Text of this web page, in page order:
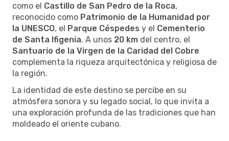
como el Castillo de San Pedro de la Roca,
reconocido como Patrimonio de la Humanidad por
la UNESCO, el Parque Céspedes y el Cementerio
de Santa Ifigenia. A unos 20 km del centro, el
Santuario de la Virgen de la Caridad del Cobre
complementa la riqueza arquitectónica y religiosa de
la región.
La identidad de este destino se percibe en su
atmósfera sonora y su legado social, lo que invita a
una exploración profunda de las tradiciones que han
moldeado el oriente cubano.